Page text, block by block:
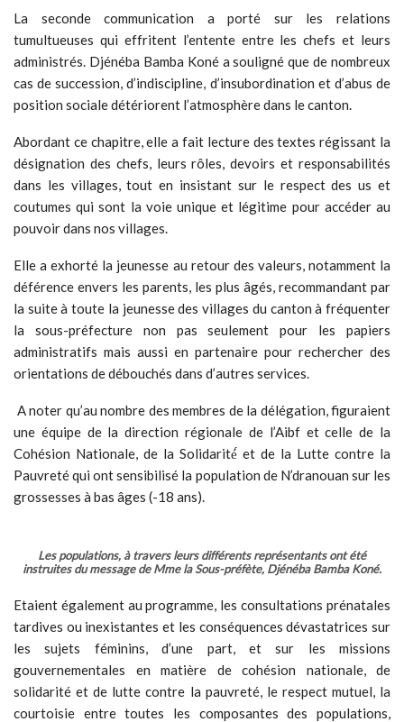
Elle a exhorté la jeunesse au retour des valeurs, notamment la
déférence envers les parents, les plus âgés, recommandant par
la suite à toute la jeunesse des villages du canton à fréquenter
la sous-préfecture non pas seulement pour les papiers
orientations de débouchés dans d’autres services.
A noter qu’au nombre des membres de la délégation, figuraient
une équipe de la direction régionale de l’Aibf et celle de la
Cohésion Nationale, de la Solidarité́ et de la Lutte contre la
grossesses à bas âges (-18 ans).
Les populations, à travers leurs différents représentants ont été
instruites du message de Mme la Sous-préfète, Djénéba Bamba Koné.
Etaient également au programme, les consultations prénatales
tardives ou inexistantes et les conséquences dévastatrices sur
les sujets féminins, d’une part, et sur les missions
gouvernementales en matière de cohésion nationale, de
solidarité et de lutte contre la pauvreté, le respect mutuel, la
courtoisie entre toutes les composantes des populations,
Djénéba Bamba Koné, a demandé aux membres du conseil de
s’impliquer pleinement car les décisions à prendre doivent
sous-préfecture.
Share on:
WhatsApp